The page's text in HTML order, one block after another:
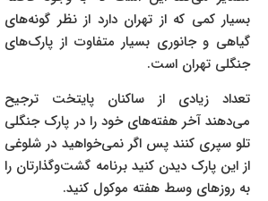
بسیار کمی که از تهران دارد از نظر گونه‌های
گیاهی و جانوری بسیار متفاوت از پارک‌های
جنگلی تهران است.
تعداد زیادی از ساکنان پایتخت ترجیح
می‌دهند آخر هفته‌های خود را در پارک جنگلی
تلو سپری کنند پس اگر نمی‌خواهید در شلوغی
از این پارک دیدن کنید برنامه گشت‌وگذارتان را
به روزهای وسط هفته موکول کنید.